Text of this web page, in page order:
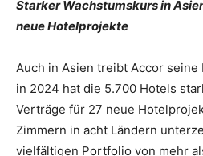
Starker Wachstumskurs in
neue Hotelprojekte
Auch in Asien treibt Accor seine
in 2024 hat die 5.700 Hotels
Verträge für 27 neue
Zimmern in acht Ländern
vielfältigen Portfolio von mehr